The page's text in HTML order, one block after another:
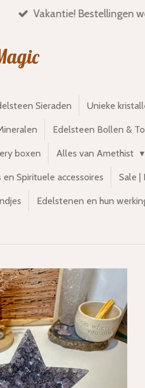
Vakantie! Bestellingen
Sieraden Unieke
Edelsteen Bollen &
boxen Alles van Amethist
Spirituele accessoires Sale |
Edelstenen en hun